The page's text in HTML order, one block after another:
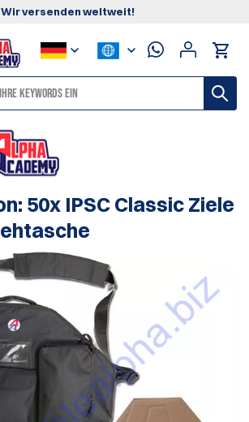
Wir versenden weltweit!
50x IPSC Classic Ziele